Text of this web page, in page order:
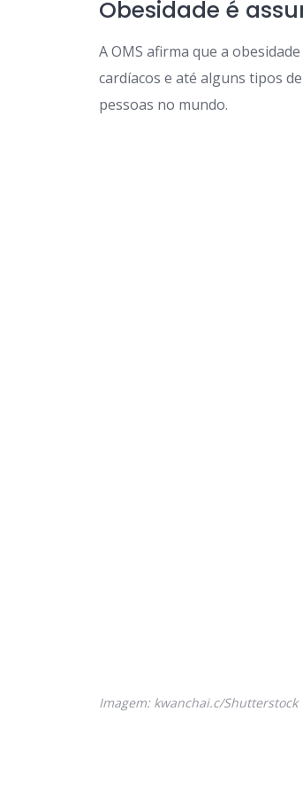
Obesidade é
A OMS afirma que a
cardíacos e até alguns tipos
pessoas no mundo.
Imagem: kwanchai.c/Shutterstock